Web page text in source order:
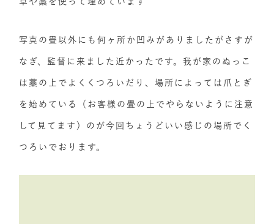
写真の畳以外にも何ヶ所か凹みがありましたがさすが
なぎ、監督に来ました近かったです。我が家のぬっこ
は藁の上でよくくつろいだり、場所によっては爪とぎ
を始めている（お客様の畳の上でやらないように注意
して見てます）のが今回ちょうどいい感じの場所でく
つろいでおります。